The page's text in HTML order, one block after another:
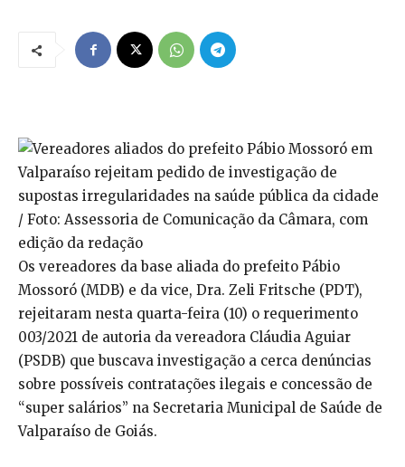
Os vereadores da base aliada do prefeito Pábio
Mossoró (MDB) e da vice, Dra. Zeli Fritsche (PDT),
rejeitaram nesta quarta-feira (10) o requerimento
003/2021 de autoria da vereadora Cláudia Aguiar
(PSDB) que buscava investigação a cerca denúncias
sobre possíveis contratações ilegais e concessão de
“super salários” na Secretaria Municipal de Saúde de
Valparaíso de Goiás.